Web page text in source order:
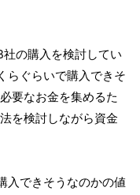
の購入を検討してい
らぐらいで購入できそ
要なお金を集めるた
を検討しながら資金
入できそうなのかの値